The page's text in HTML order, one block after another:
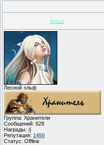
Арья
Лесной эльф
Группа: Хранители
Сообщений: 628
Награды: 4
Репутация: 1450
Статус: Offline